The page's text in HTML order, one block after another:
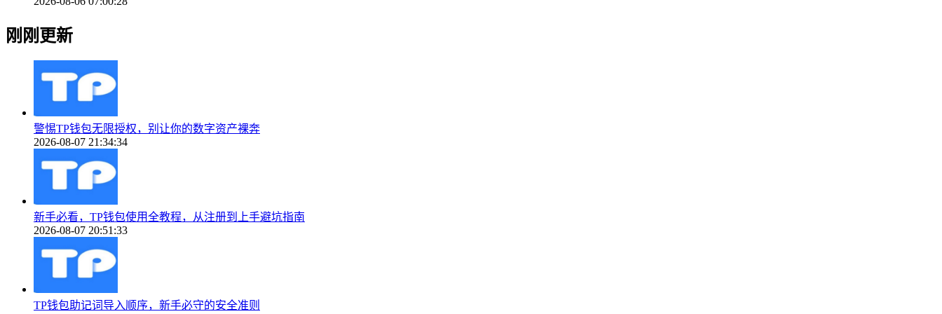
刚刚更新
警惕TP钱包无限授权，别让你的数字资产裸奔
2026-08-07 21:34:34
新手必看，TP钱包使用全教程，从注册到上手避坑指南
2026-08-07 20:51:33
TP钱包助记词导入顺序，新手必守的安全准则